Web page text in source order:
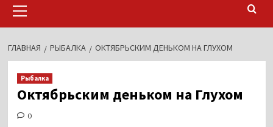
меню
ГЛАВНАЯ РЫБАЛКА ОКТЯБРЬСКИМ ДЕНЬКОМ НА ГЛУХОМ
Рыбалка
Октябрьским деньком на Глухом
0